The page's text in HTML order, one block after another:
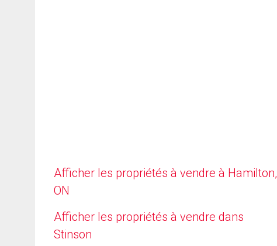
Afficher les propriétés à vendre à Hamilton,
ON
Afficher les propriétés à vendre dans
Stinson